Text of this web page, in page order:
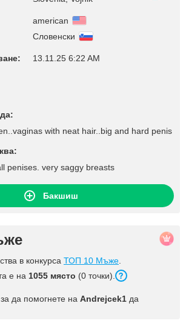
american
Словенски
13.11.25 6:22 AM
with neat hair..big and hard penis
penises. very saggy breasts
Бакшиш
в конкурса ТОП 10 Мъже
е на 1055 място (0 точки).
да помогнете на Andrejcek1 да